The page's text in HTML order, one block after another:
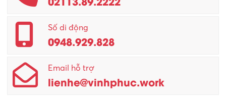
Promotion Girl (PG)
Quản lý – Giám đốc
Quản lý chất lượng – QC
Quản lý sản xuất
Quản trị kinh doanh
Số di động
0948.929.828
Email hỗ trợ
lienhe@vinhphuc.work